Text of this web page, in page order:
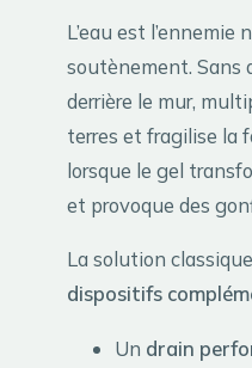
L’eau est l’ennemie
soutènement. Sans
derrière le mur,
terres et fragilise la
lorsque le gel
et provoque des
La solution
dispositifs
Un drain